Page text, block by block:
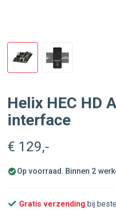
Helix HEC HD
interface
€ 129,-
Op voorraad. Binnen 2
Gratis verzending bij